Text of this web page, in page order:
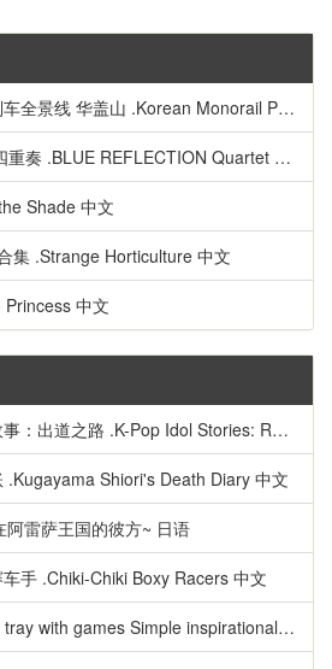
盖山 .Korean Monorail Panorama Line Hwagaesan 中文
奏 .BLUE REFLECTION Quartet 英语
Shade 中文
集 .Strange Horticulture 中文
Princess 中文
道之路 .K-Pop Idol Stories: Road to Debut 英语
.Kugayama Shiori's Death Diary 中文
阿雷萨王国的彼方~ 日语
车手 .Chiki-Chiki Boxy Racers 中文
with games Simple inspirational quizzes 日语